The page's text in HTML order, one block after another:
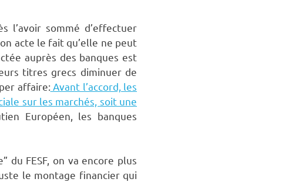
l’avoir sommé d’effectuer
acte le fait qu’elle ne peut
auprès des banques est
titres grecs diminuer de
affaire: Avant l’accord, les
sur les marchés, soit une
Européen, les banques
du FESF, on va encore plus
le montage financier qui